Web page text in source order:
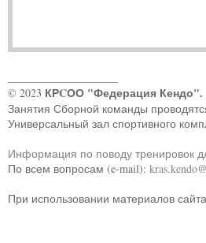
© 2023 КРCОО "Федерация Кендо".
Занятия Сборной команды
Универсальный зал спортивного
Информация по поводу тренировок
По всем вопросам (e-mail):
При использовании материалов